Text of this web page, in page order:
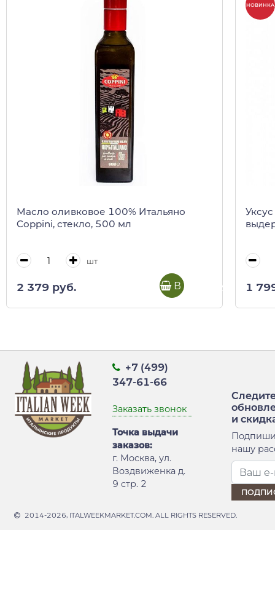
Масло оливковое 100% Итальяно
Coppini, стекло, 500 мл
шт
2 379 руб. В корзину
НОВИНКА
1
+7 (499)
347-61-66
Заказать звонок
Точка выдачи
заказов:
г. Москва, ул.
Воздвиженка д.
9 стр. 2
и
нашу
2014-2026, ITALWEEKMARKET.COM. ALL RIGHTS RESERVED.